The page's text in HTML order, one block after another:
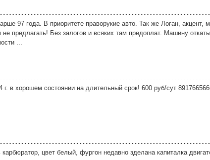
97 года. В приоритете праворукие авто. Так же Логан, акцент,
не предлагать! Без залогов и всяких там предоплат. Машину
...
в хорошем состоянии на длительный срок! 600 руб/сут
цвет белый, фургон недавно зделана капиталка